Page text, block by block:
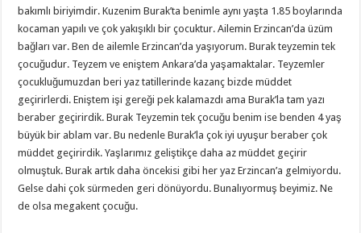
bakımlı biriyimdir. Kuzenim Burak’ta benimle aynı yaşta 1.85 boylarında
kocaman yapılı ve çok yakışıklı bir çocuktur. Ailemin Erzincan’da üzüm
bağları var. Ben de ailemle Erzincan’da yaşıyorum. Burak teyzemin tek
çocuğudur. Teyzem ve eniştem Ankara’da yaşamaktalar. Teyzemler
çocukluğumuzdan beri yaz tatillerinde kazanç bizde müddet
geçirirlerdi. Eniştem işi gereği pek kalamazdı ama Burak’la tam yazı
beraber geçirirdik. Burak Teyzemin tek çocuğu benim ise benden 4 yaş
büyük bir ablam var. Bu nedenle Burak’la çok iyi uyuşur beraber çok
müddet geçirirdik. Yaşlarımız geliştikçe daha az müddet geçirir
olmuştuk. Burak artık daha öncekisi gibi her yaz Erzincan’a gelmiyordu.
Gelse dahi çok sürmeden geri dönüyordu. Bunalıyormuş beyimiz. Ne
de olsa megakent çocuğu.